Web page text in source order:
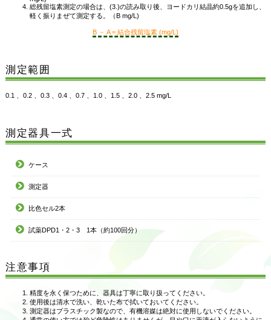
総残留塩素測定の場合は、(3.)の読み取り後、ヨードカリ結晶約0.5gを追加し、
軽く振りまぜて測定する。（B mg/L)
B － A = 結合残留塩素 (mg/L)
測定範囲
0.1 、0.2 、0.3 、0.4 、0.7 、1.0 、1.5 、2.0 、2.5 mg/L
測定器具一式
ケース
測定器
比色セル2本
試薬DPD1・2・3 1本（約100回分）
注意事項
精度を永く保つために、器具は丁寧に取り扱ってください。
使用後は清水で洗い、乾いた布で拭いておいてください。
測定器はプラスチック製なので、有機溶媒は絶対に使用しないでください。